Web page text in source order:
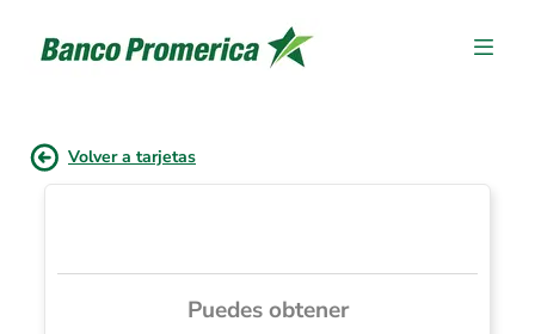
Volver a tarjetas
Puedes obtener